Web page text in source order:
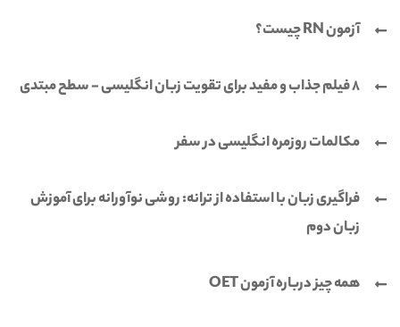
آزمون RN چیست؟
8 فیلم جذاب و مفید برای تقویت زبان انگلیسی - سطح مبتدی
مکالمات روزمره انگلیسی در سفر
فراگیری زبان با استفاده از ترانه: روشی نوآورانه برای آموزش
زبان دوم
همه چیز درباره آزمون OET